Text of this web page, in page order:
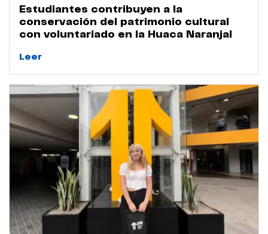
Estudiantes contribuyen a la
conservación del patrimonio cultural
con voluntariado en la Huaca Naranjal
Leer